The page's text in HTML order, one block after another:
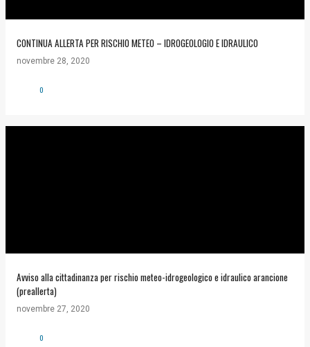
CONTINUA ALLERTA PER RISCHIO METEO – IDROGEOLOGIO E IDRAULICO
novembre 28, 2020
0
Avviso alla cittadinanza per rischio meteo-idrogeologico e idraulico arancione
(preallerta)
novembre 27, 2020
0